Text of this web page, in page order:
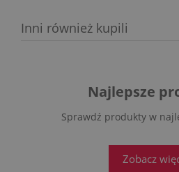
Inni również kupili
Najlepsze
Sprawdź produkty w
Zobacz